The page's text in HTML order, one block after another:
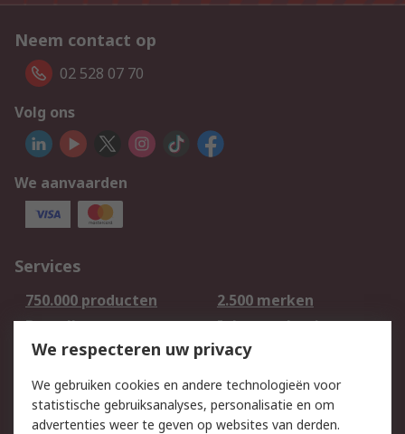
Neem contact op
02 528 07 70
Volg ons
We aanvaarden
Services
750.000 producten
2.500 merken
Bestellen
Inkoopoplossingen
Retouren
Technisch advies
Track & Trace
Wettelijk
We respecteren uw privacy
We gebruiken cookies en andere technologieën voor
statistische gebruiksanalyses, personalisatie en om
advertenties weer te geven op websites van derden.